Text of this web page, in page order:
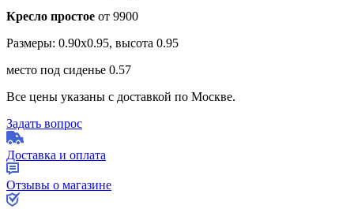
Кресло простое от 9900
Размеры: 0.90х0.95, высота 0.95
место под сиденье 0.57
Все цены указаны с доставкой по Москве.
Задать вопрос
Доставка и оплата
Отзывы о магазине